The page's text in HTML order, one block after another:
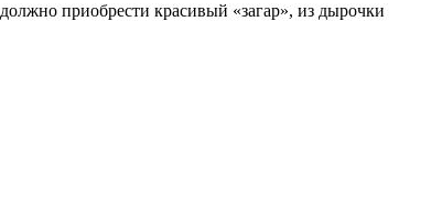
должно приобрести красивый «загар», из дырочки